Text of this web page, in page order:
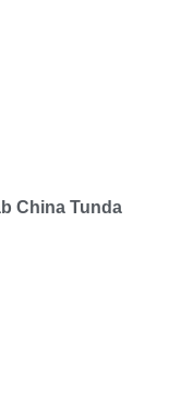
China Tunda